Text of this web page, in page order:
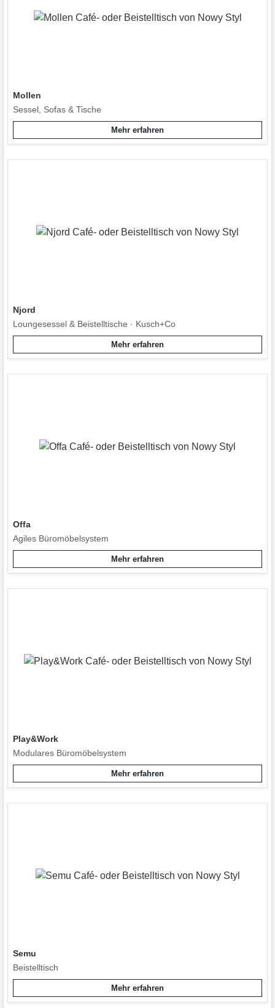
Mollen
Sessel, Sofas & Tische
Mehr erfahren
Njord
Loungesessel & Beistelltische · Kusch+Co
Mehr erfahren
Offa
Agiles Büromöbelsystem
Mehr erfahren
Play&Work
Modulares Büromöbelsystem
Mehr erfahren
Semu
Beistelltisch
Mehr erfahren